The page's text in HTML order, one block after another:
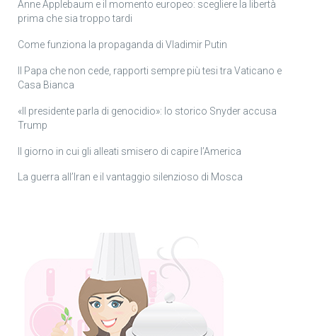
Anne Applebaum e il momento europeo: scegliere la libertà
prima che sia troppo tardi
Come funziona la propaganda di Vladimir Putin
Il Papa che non cede, rapporti sempre più tesi tra Vaticano e
Casa Bianca
«Il presidente parla di genocidio»: lo storico Snyder accusa
Trump
Il giorno in cui gli alleati smisero di capire l’America
La guerra all’Iran e il vantaggio silenzioso di Mosca